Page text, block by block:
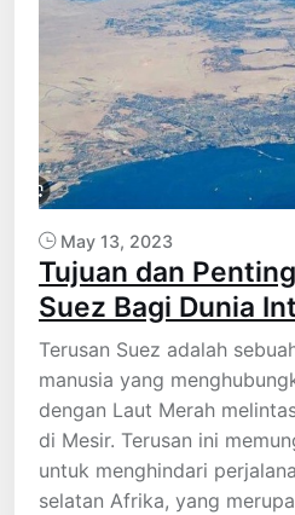
May 13, 2023
Tujuan dan
Suez Bagi Dunia
Terusan Suez adalah
manusia yang
dengan Laut Merah
di Mesir. Terusan ini
untuk menghindari
selatan Afrika, yang